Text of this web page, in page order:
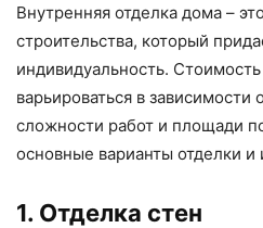
Внутренняя отделка дома –
строительства, который
индивидуальность.
варьироваться в
сложности работ и площади
основные варианты отделки
1. Отделка стен